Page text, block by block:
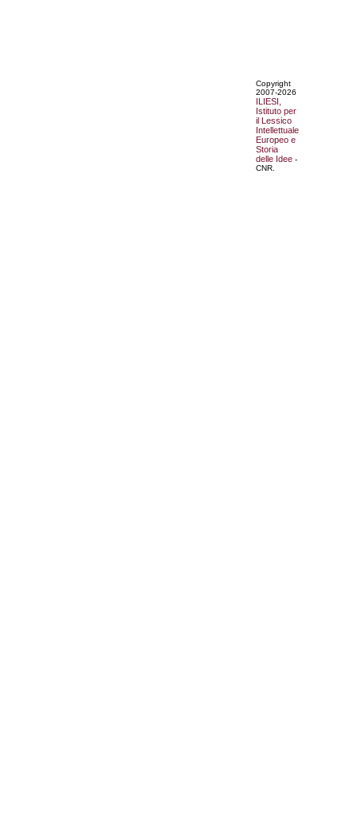
Copyright
2007-2026
ILIESI,
Istituto per
il Lessico
Intellettuale
Europeo e
Storia
delle Idee -
CNR.